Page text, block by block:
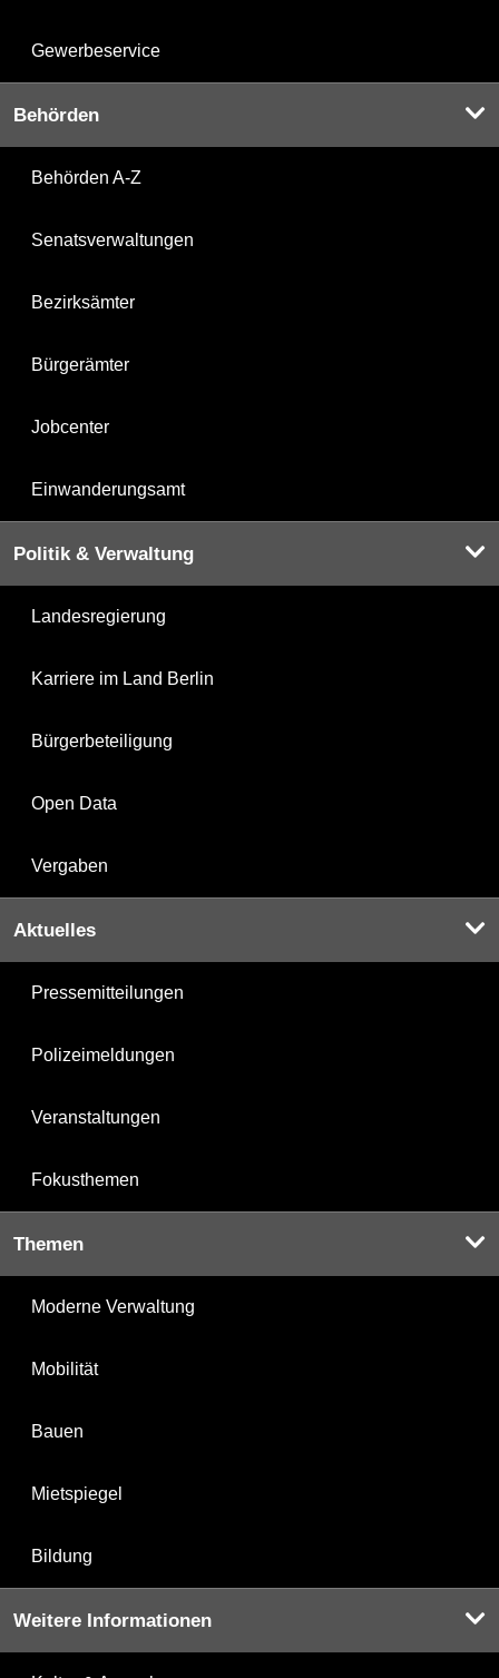
Gewerbeservice
Behörden
Behörden A-Z
Senatsverwaltungen
Bezirksämter
Bürgerämter
Jobcenter
Einwanderungsamt
Politik & Verwaltung
Landesregierung
Karriere im Land Berlin
Bürgerbeteiligung
Open Data
Vergaben
Aktuelles
Pressemitteilungen
Polizeimeldungen
Veranstaltungen
Fokusthemen
Themen
Moderne Verwaltung
Mobilität
Bauen
Mietspiegel
Bildung
Weitere Informationen